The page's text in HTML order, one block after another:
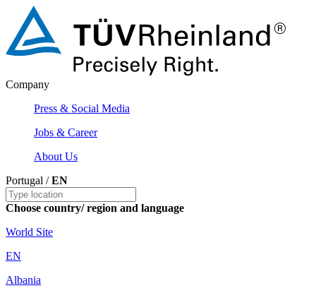
Company
Press & Social Media
Jobs & Career
About Us
Portugal /EN
Choose country/ region and language
World Site
EN
Albania